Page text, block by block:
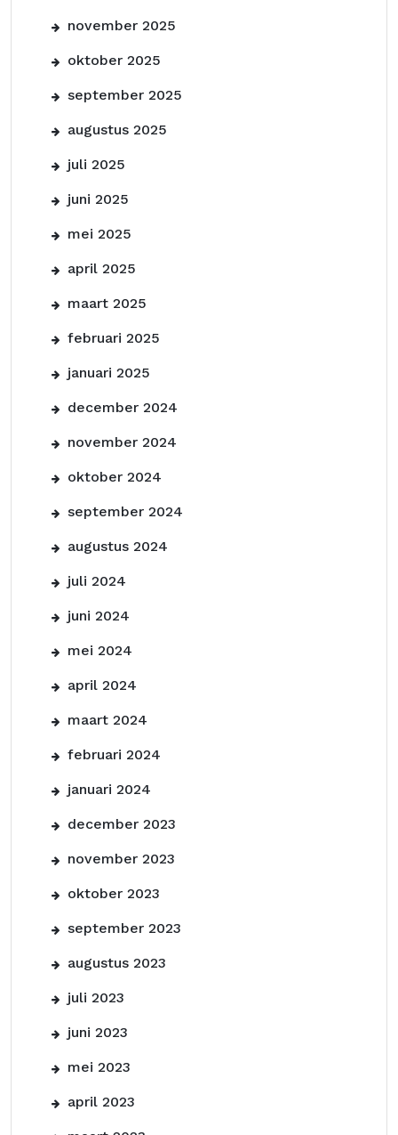
november 2025
oktober 2025
september 2025
augustus 2025
juli 2025
juni 2025
mei 2025
april 2025
maart 2025
februari 2025
januari 2025
december 2024
november 2024
oktober 2024
september 2024
augustus 2024
juli 2024
juni 2024
mei 2024
april 2024
maart 2024
februari 2024
januari 2024
december 2023
november 2023
oktober 2023
september 2023
augustus 2023
juli 2023
juni 2023
mei 2023
april 2023